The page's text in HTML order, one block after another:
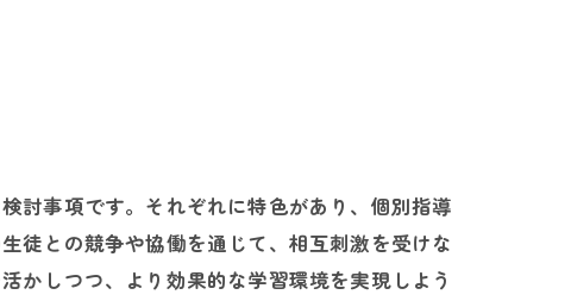
討事項です。それぞれに特色があり、個別指導
徒との競争や協働を通じて、相互刺激を受けな
かしつつ、より効果的な学習環境を実現しよう